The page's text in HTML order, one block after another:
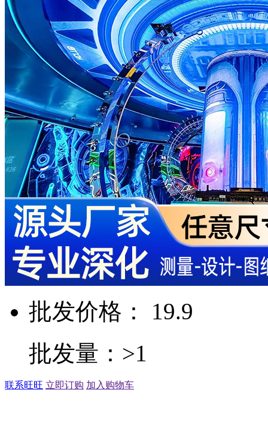
批发价格： 19.9
批发量：>1
联系旺旺 立即订购 加入购物车